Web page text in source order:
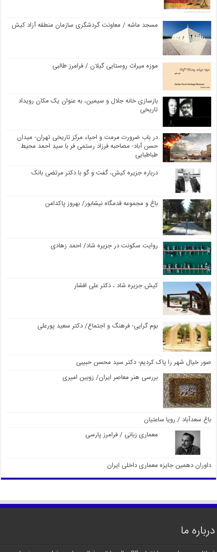
مسجد ماشه / معاونت گردشگری سازمان منطقه آزاد کیش
موزه میراث روستایی گیلان / فرامرز طالبی
بازسازی خانه جلال و سیمین، به عنوان یک مکان رویداد
تاریخی
در باب ضرورت مرمت و احیاء مرکز تاریخی تهران- میدان
حسن آباد- مصاحبه فرزاد رستمی فر با سید احمد محیط
طباطبایی
درباره جزیره کیش، گفت و گو با دکتر مرتضی بانک
باغ و مجموعه قدمگاه نیشابور/ بهروز پاکدامن
روایت سکونت در جزیره شاد/ احمد زهادی
کیش جزیره شاد ، دکتر علی افشار
بوم گرایی- فرهنگ و اجتماع/ دکتر سعید پورعلی
صور خیال شهر را پاک کردیم- دکتر سید محسن حبیبی
بررسی هنر معاصر ایران/ زوبین امیری
باغ سعدآباد / رویا ساعتیان
معماری زبانی / فرامرز پارسی
داوران دهمین جایزه معماری داخلی ایران
درباره ما